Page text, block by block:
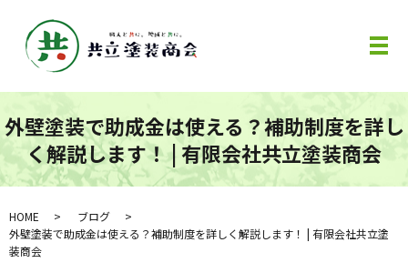
メ
外壁塗装で助成金は使える？補助制度を詳し
く解説します！ | 有限会社共立塗装商会
HOME
ブログ
外壁塗装で助成金は使える？補助制度を詳しく解説します！ | 有限会社共立塗
装商会